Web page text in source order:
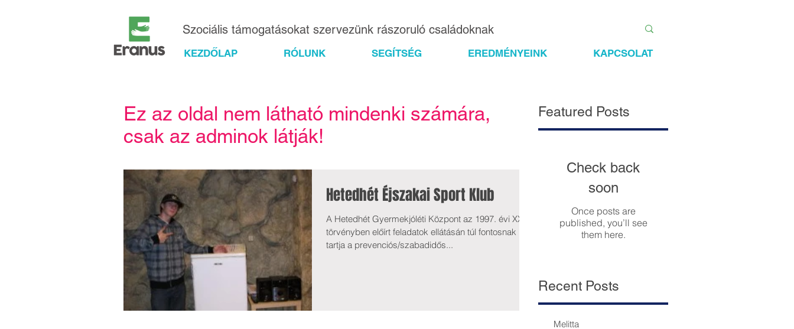
Szociális támogatásokat szervezünk rászoruló családoknak
KEZDŐLAP RÓLUNK SEGÍTSÉG EREDMÉNYEINK KAPCSOLAT
Ez az oldal nem látható mindenki számára,
csak az adminok látják!
Hetedhét Éjszakai Sport Klub
A Hetedhét Gyermekjóléti Központ az 1997. évi XXXI.
törvényben előírt feladatok ellátásán túl fontosnak
tartja a prevenciós/szabadidős...
Featured Posts
Check back
soon
Once posts are
published, you’ll see
them here.
Recent Posts
Melitta